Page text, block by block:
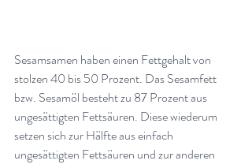
Sesamsamen haben einen Fettgehalt von
stolzen 40 bis 50 Prozent. Das Sesamfett
bzw. Sesamöl besteht zu 87 Prozent aus
ungesättigten Fettsäuren. Diese wiederum
setzen sich zur Hälfte aus einfach
ungesättigten Fettsäuren und zur anderen